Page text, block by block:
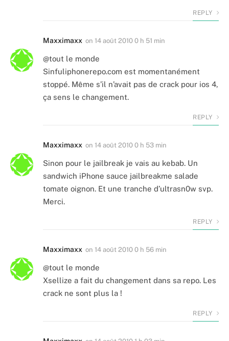
REPLY
Maxximaxx on 14 août 2010 0 h 51 min
@tout le monde
Sinfuliphonerepo.com est momentanément
stoppé. Même s’il n’avait pas de crack pour ios 4,
ça sens le changement.
REPLY
Maxximaxx on 14 août 2010 0 h 53 min
Sinon pour le jailbreak je vais au kebab. Un
sandwich iPhone sauce jailbreakme salade
tomate oignon. Et une tranche d’ultrasn0w svp.
Merci.
REPLY
Maxximaxx on 14 août 2010 0 h 56 min
@tout le monde
Xsellize a fait du changement dans sa repo. Les
crack ne sont plus la !
REPLY